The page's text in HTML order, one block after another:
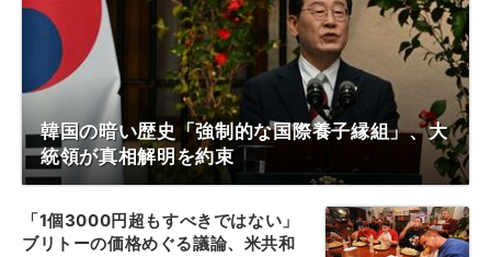
韓国の暗い歴史「強制的な国際養子縁組」、大
統領が真相解明を約束
「1個3000円超もすべきではない」
ブリトーの価格めぐる議論、米共和